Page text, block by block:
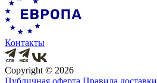
Контакты
Copyright © 2026
Публичная оферта Правила доставки